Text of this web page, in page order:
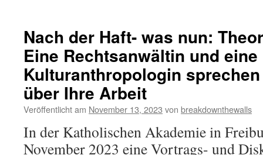
Nach der Haft- was nun:
Eine Rechtsanwältin und eine
Kulturanthropologin
über Ihre Arbeit
Veröffentlicht am November 13, 2023 von breakdownthewalls
In der Katholischen Akademie in
November 2023 eine Vortrags- und